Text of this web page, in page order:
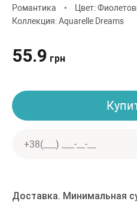
Романтика
• Цвет:
Коллекция: Aquarelle Dreams
55.9 грн
Доставка. Минимальная